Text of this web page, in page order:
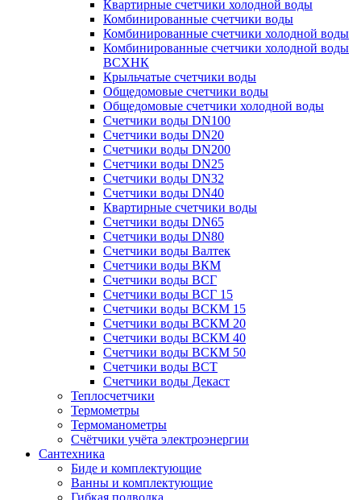
Квартирные счетчики холодной воды
Комбинированные счетчики воды
Комбинированные счетчики холодной воды
Комбинированные счетчики холодной воды
ВСХНК
Крыльчатые счетчики воды
Общедомовые счетчики воды
Общедомовые счетчики холодной воды
Счетчики воды DN100
Счетчики воды DN20
Счетчики воды DN200
Счетчики воды DN25
Счетчики воды DN32
Счетчики воды DN40
Квартирные счетчики воды
Счетчики воды DN65
Счетчики воды DN80
Счетчики воды Валтек
Счетчики воды ВКМ
Счетчики воды ВСГ
Счетчики воды ВСГ 15
Счетчики воды ВСКМ 15
Счетчики воды ВСКМ 20
Счетчики воды ВСКМ 40
Счетчики воды ВСКМ 50
Счетчики воды ВСТ
Счетчики воды Декаст
Теплосчетчики
Термометры
Термоманометры
Счётчики учёта электроэнергии
Сантехника
Биде и комплектующие
Ванны и комплектующие
Гибкая подводка